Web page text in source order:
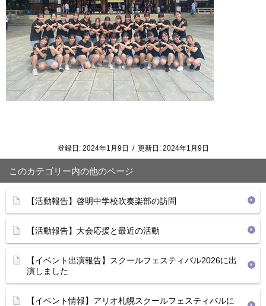
登録日: 2024年1月9日 / 更新日: 2024年1月9日
このカテゴリー内の他のページ
【活動報告】啓明中学校吹奏楽部の訪問
【活動報告】大会応援と最近の活動
【イベント出演報告】スクールフェスティバル2026に出
演しました
【イベント情報】アリオ札幌スクールフェスティバルに